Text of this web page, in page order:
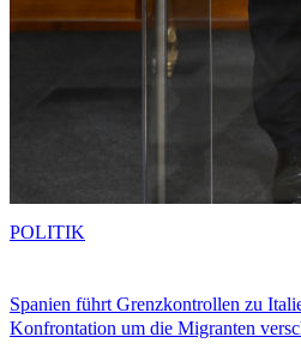
Spanien führt Grenzkontrollen zu
Konfrontation um die Migranten
POLITIK